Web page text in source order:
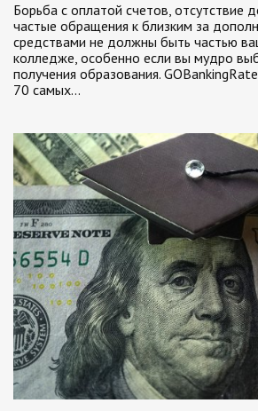
Борьба с оплатой счетов, отсутствие
частые обращения к близким за
средствами не должны быть частью
колледже, особенно если вы мудро
получения образования.
70 самых…